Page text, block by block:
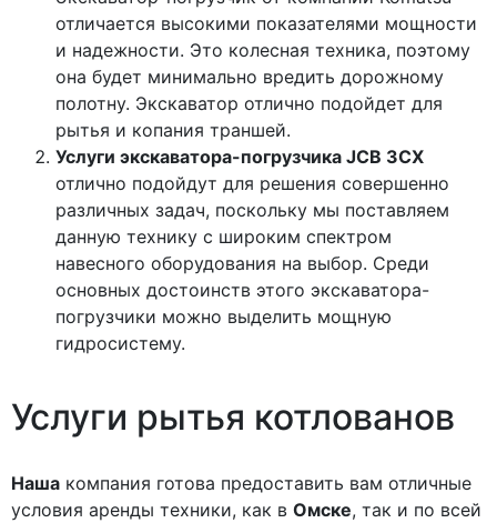
отличается высокими показателями мощности
и надежности. Это колесная техника, поэтому
она будет минимально вредить дорожному
полотну. Экскаватор отлично подойдет для
рытья и копания траншей.
Услуги экскаватора-погрузчика JCB 3CX
отлично подойдут для решения совершенно
различных задач, поскольку мы поставляем
данную технику с широким спектром
навесного оборудования на выбор. Среди
основных достоинств этого экскаватора-
погрузчики можно выделить мощную
гидросистему.
Услуги рытья котлованов
Наша компания готова предоставить вам отличные
условия аренды техники, как в Омске, так и по всей